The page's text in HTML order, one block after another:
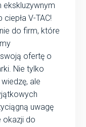
ekskluzywnym
V-TAC!
do firm, które
ofertę o
Nie tylko
ale
uwagę
okazji do